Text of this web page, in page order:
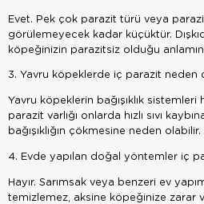
Evet. Pek çok parazit türü veya
görülemeyecek kadar küçüktür.
köpeğinizin parazitsiz olduğu
3. Yavru köpeklerde iç parazit neden
Yavru köpeklerin bağışıklık
parazit varlığı onlarda hızlı sıvı
bağışıklığın çökmesine neden olabilir.
4. Evde yapılan doğal yöntemler iç
Hayır. Sarımsak veya benzeri ev
temizlemez, aksine köpeğinize zarar